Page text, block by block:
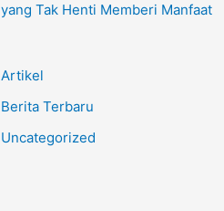
yang Tak Henti Memberi Manfaat
Artikel
Berita Terbaru
Uncategorized